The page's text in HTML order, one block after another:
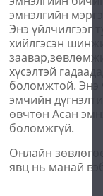
эмнэлгийн
Энэ үйлчилгээг
хийлгэсэн
хүсэлтэй
боломжтой. Энэ
эмчийн
өвчтөн Aсан
боломжгүй.
Онлайн
явц нь манай